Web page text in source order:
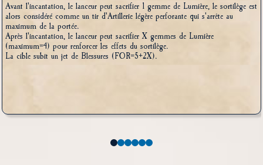
Avant l'incantation, le lanceur peut sacrifier 1 gemme de Lumière, le sortilège est
alors considéré comme un tir d'Artillerie légère perforante qui s'arrête au
maximum de la portée.
Après l'incantation, le lanceur peut sacrifier X gemmes de Lumière
(maximum=4) pour renforcer les effets du sortilège.
La cible subit un jet de Blessures (FOR=5+2X).
0 1 2 3 4 5